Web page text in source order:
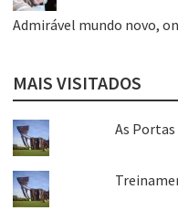
Admirável mundo novo,
MAIS VISITADOS
As Portas